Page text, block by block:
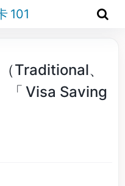
101
Traditional、
「 Visa Saving